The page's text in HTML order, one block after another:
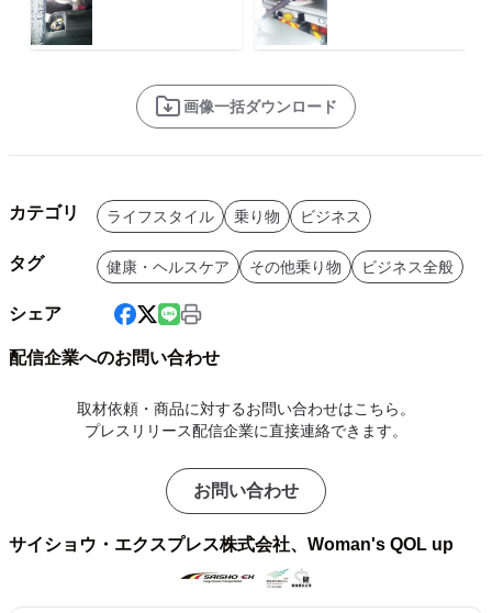
画像一括ダウンロード
カテゴリ ライフスタイル 乗り物 ビジネス
タグ 健康・ヘルスケア その他乗り物 ビジネス全般
シェア
配信企業へのお問い合わせ
取材依頼・商品に対するお問い合わせはこちら。
プレスリリース配信企業に直接連絡できます。
お問い合わせ
サイショウ・エクスプレス株式会社、Woman's QOL up